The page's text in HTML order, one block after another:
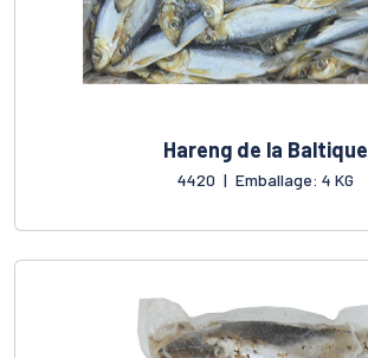
Hareng de la Baltique
4420 | Emballage: 4 KG